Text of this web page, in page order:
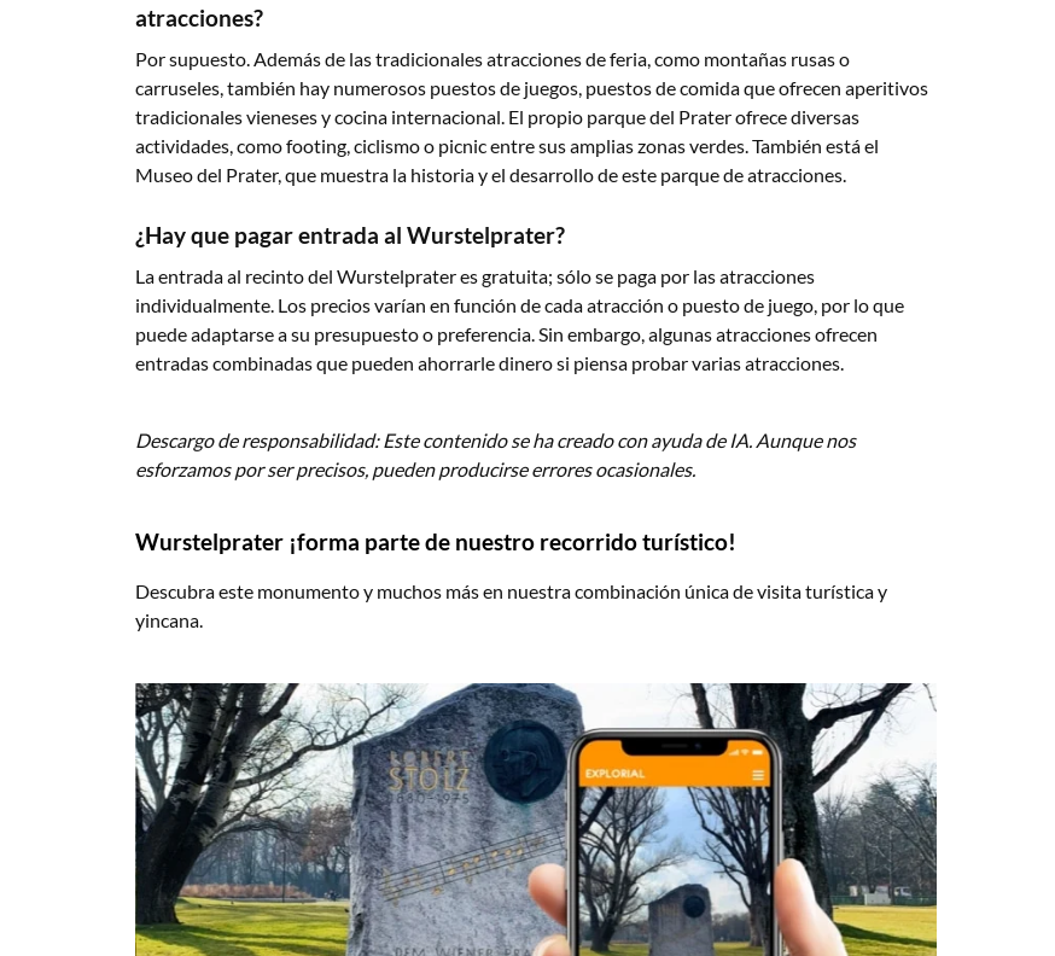
atracciones?
Por supuesto. Además de las tradicionales atracciones de feria, como montañas rusas o
carruseles, también hay numerosos puestos de juegos, puestos de comida que ofrecen aperitivos
tradicionales vieneses y cocina internacional. El propio parque del Prater ofrece diversas
actividades, como footing, ciclismo o picnic entre sus amplias zonas verdes. También está el
Museo del Prater, que muestra la historia y el desarrollo de este parque de atracciones.
¿Hay que pagar entrada al Wurstelprater?
La entrada al recinto del Wurstelprater es gratuita; sólo se paga por las atracciones
individualmente. Los precios varían en función de cada atracción o puesto de juego, por lo que
puede adaptarse a su presupuesto o preferencia. Sin embargo, algunas atracciones ofrecen
entradas combinadas que pueden ahorrarle dinero si piensa probar varias atracciones.
Descargo de responsabilidad: Este contenido se ha creado con ayuda de IA. Aunque nos
esforzamos por ser precisos, pueden producirse errores ocasionales.
Wurstelprater ¡forma parte de nuestro recorrido turístico!
Descubra este monumento y muchos más en nuestra combinación única de visita turística y
yincana.